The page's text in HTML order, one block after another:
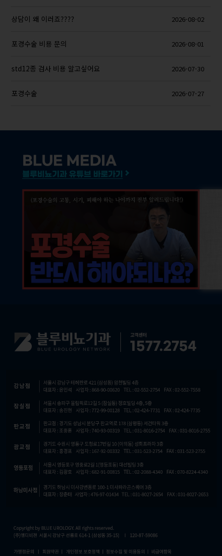
상담이 왜 이러죠???? 2026-08-02
포경수술 비용 문의 2026-08-01
std12종 검사 비용 알고싶어요 2026-07-30
포경수술 2026-07-27
BLUE MEDIA
블루비뇨기과 유튜브 바로가기